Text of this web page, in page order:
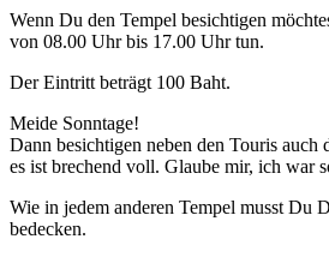
Wenn Du den Tempel besichtigen
von 08.00 Uhr bis 17.00 Uhr tun.
Der Eintritt beträgt 100 Baht.
Meide Sonntage!
Dann besichtigen neben den Touris auch
es ist brechend voll. Glaube mir, ich war
Wie in jedem anderen Tempel musst Du
bedecken.